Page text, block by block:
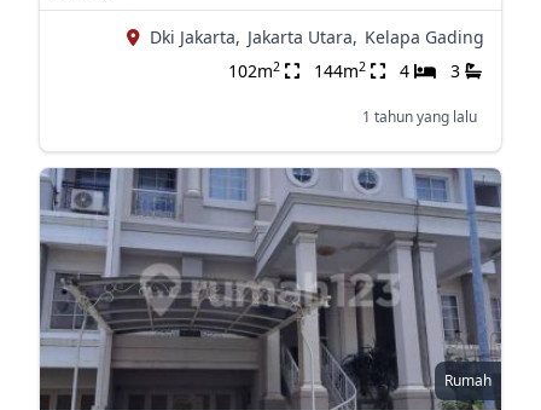
Dki Jakarta, Jakarta Utara, Kelapa Gading
102m2 144m2 4 3
1 tahun yang lalu
Rumah